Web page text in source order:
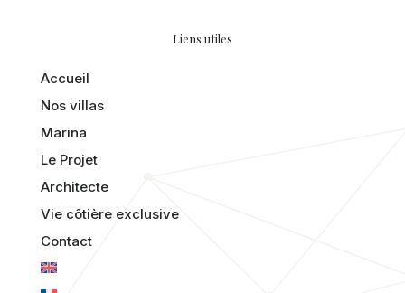
Liens utiles
Accueil
Nos villas
Marina
Le Projet
Architecte
Vie côtière exclusive
Contact